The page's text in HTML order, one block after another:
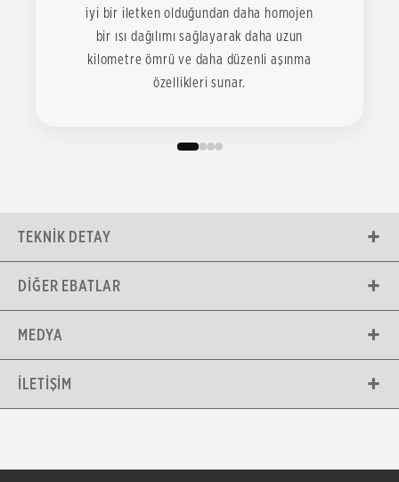
iyi bir iletken olduğundan daha homojen
bir ısı dağılımı sağlayarak daha uzun
kilometre ömrü ve daha düzenli aşınma
özellikleri sunar.
TEKNIK DETAY
DIĞER EBATLAR
MEDYA
İLETIŞIM